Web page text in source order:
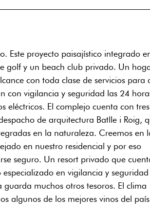
Este proyecto paisajístico integrado
golf y un beach club privado. Un
con toda clase de servicios para
con vigilancia y seguridad las 24
eléctricos. El complejo cuenta con tres
de arquitectura Batlle i Roig,
en la naturaleza. Creemos en
en nuestro residencial y por eso
seguro. Un resort privado que
en vigilancia y seguridad
muchos otros tesoros. El clima
algunos de los mejores vinos del